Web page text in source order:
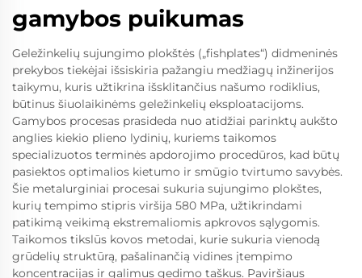
gamybos puikumas
Geležinkelių sujungimo plokštės („fishplates“) didmeninės
prekybos tiekėjai išsiskiria pažangiu medžiagų inžinerijos
taikymu, kuris užtikrina išsklitančius našumo rodiklius,
būtinus šiuolaikinėms geležinkelių eksploatacijoms.
Gamybos procesas prasideda nuo atidžiai parinktų aukšto
anglies kiekio plieno lydinių, kuriems taikomos
specializuotos terminės apdorojimo procedūros, kad būtų
pasiektos optimalios kietumo ir smūgio tvirtumo savybės.
Šie metalurginiai procesai sukuria sujungimo plokštes,
kurių tempimo stipris viršija 580 MPa, užtikrindami
patikimą veikimą ekstremaliomis apkrovos sąlygomis.
Taikomos tikslūs kovos metodai, kurie sukuria vienodą
grūdelių struktūrą, pašalinančią vidines įtempimo
koncentracijas ir galimus gedimo taškus. Paviršiaus